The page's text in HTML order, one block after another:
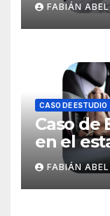
Móvil
FABIÁN
CASO DE ESTUDIO
Caso de
en el
FABIÁN